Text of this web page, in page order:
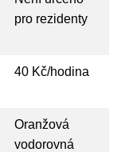
pro rezidenty
40 Kč/hodina
Oranžová
vodorovná